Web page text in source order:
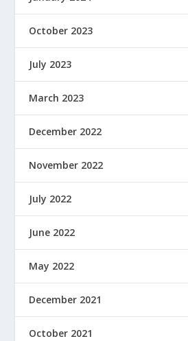
October 2023
July 2023
March 2023
December 2022
November 2022
July 2022
June 2022
May 2022
December 2021
October 2021